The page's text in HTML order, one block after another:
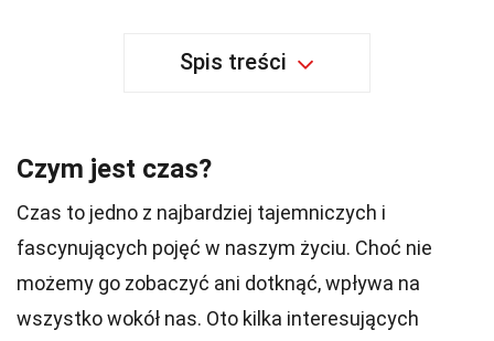
Spis treści
Czym jest czas?
Czas to jedno z najbardziej tajemniczych i
fascynujących pojęć w naszym życiu. Choć nie
możemy go zobaczyć ani dotknąć, wpływa na
wszystko wokół nas. Oto kilka interesujących